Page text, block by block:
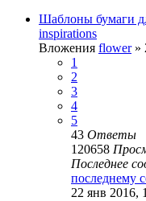
Шаблоны бумаги
inspirations
Вложения flower»
1
2
3
4
5
43 Ответы
120658
Последнее
последнему
22 янв 2016,